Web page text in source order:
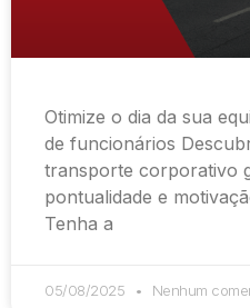
Otimize o dia da sua
de funcionários
transporte corporativo
pontualidade e
Tenha a
05/08/2025 Nenhum